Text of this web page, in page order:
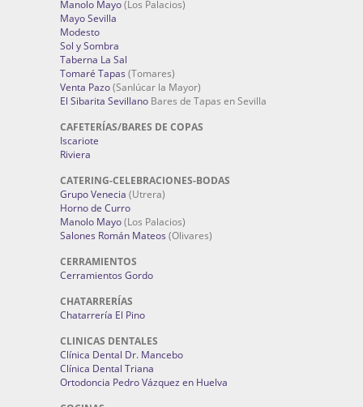
Manolo Mayo(Los Palacios)
Mayo Sevilla
Modesto
Sol y Sombra
Taberna La Sal
Tomaré Tapas (Tomares)
Venta Pazo(Sanlúcar la Mayor)
El Sibarita Sevillano Bares de Tapas en Sevilla
CAFETERÍAS/BARES DE COPAS
Iscariote
Riviera
CATERING-CELEBRACIONES-BODAS
Grupo Venecia (Utrera)
Horno de Curro
Manolo Mayo(Los Palacios)
Salones Román Mateos (Olivares)
CERRAMIENTOS
Cerramientos Gordo
CHATARRERÍAS
Chatarrería El Pino
CLINICAS DENTALES
Clínica Dental Dr. Mancebo
Clínica Dental Triana
Ortodoncia Pedro Vázquez en Huelva